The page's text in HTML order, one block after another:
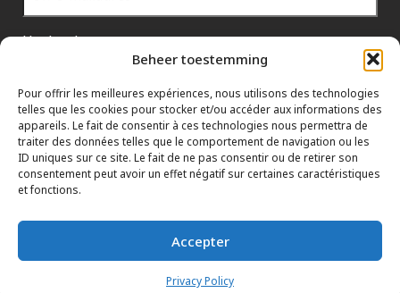
Beheer toestemming
Pour offrir les meilleures expériences, nous utilisons des technologies
telles que les cookies pour stocker et/ou accéder aux informations des
appareils. Le fait de consentir à ces technologies nous permettra de
traiter des données telles que le comportement de navigation ou les
ID uniques sur ce site. Le fait de ne pas consentir ou de retirer son
consentement peut avoir un effet négatif sur certaines caractéristiques
et fonctions.
Accepter
Privacy Policy
Uw land*
GEGEVENSBELEID
HTML SITEMAP
VOORWAARDEN